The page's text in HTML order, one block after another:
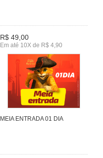
R$ 49,00
Em até 10X de R$ 4,90
MEIA ENTRADA 01 DIA